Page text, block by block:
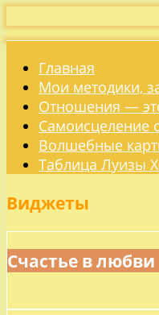
Главная
Мои методики,
Отношения —
Самоисцеление
Волшебные
Таблица Луизы
Виджеты
Счастье в любви